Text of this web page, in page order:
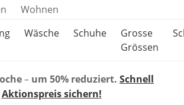
überspringen
Wohnen
Wäsche Schuhe
Grosse
Grössen
– um 50% reduziert. Schnell
Aktionspreis sichern!